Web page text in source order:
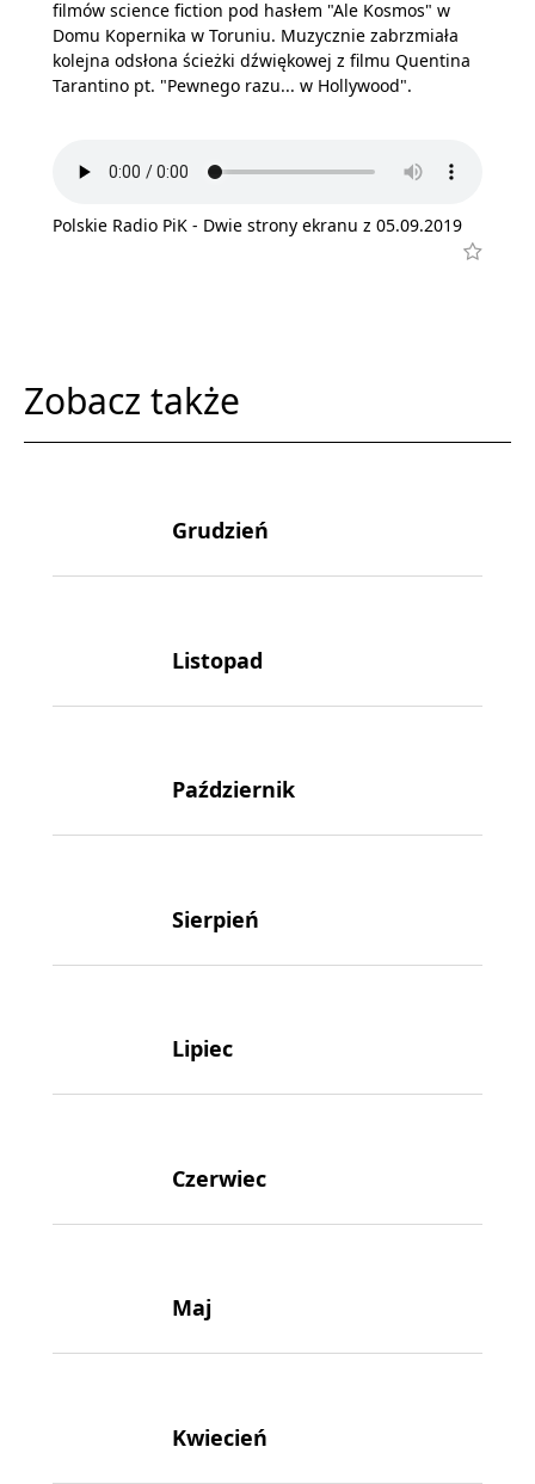
filmów science fiction pod hasłem "Ale Kosmos" w
Domu Kopernika w Toruniu. Muzycznie zabrzmiała
kolejna odsłona ścieżki dźwiękowej z filmu Quentina
Tarantino pt. "Pewnego razu... w Hollywood".
Polskie Radio PiK - Dwie strony ekranu z 05.09.2019
Zobacz także
Grudzień
Listopad
Październik
Sierpień
Lipiec
Czerwiec
Maj
Kwiecień